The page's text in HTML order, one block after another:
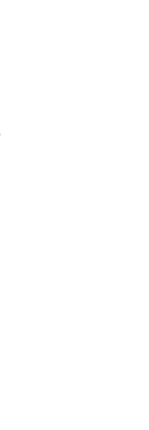
notre
réservation.